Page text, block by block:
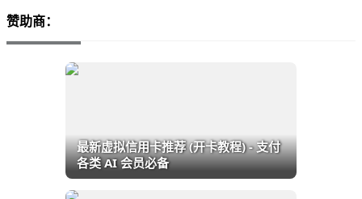
赞助商：
最新虚拟信用卡推荐 (开卡教程) - 支付
各类 AI 会员必备